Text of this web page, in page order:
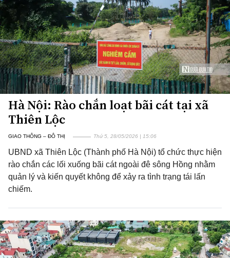
Hà Nội: Rào chắn loạt bãi cát tại xã
Thiên Lộc
GIAO THÔNG – ĐÔ THỊ Thứ 5, 28/05/2026 | 15:06
UBND xã Thiên Lộc (Thành phố Hà Nội) tổ chức thực hiện
rào chắn các lối xuống bãi cát ngoài đê sông Hồng nhằm
quản lý và kiến quyết không để xảy ra tình trạng tái lấn
chiếm.